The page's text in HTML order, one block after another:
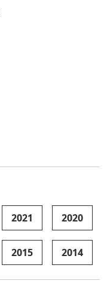
2021 2020
2015 2014